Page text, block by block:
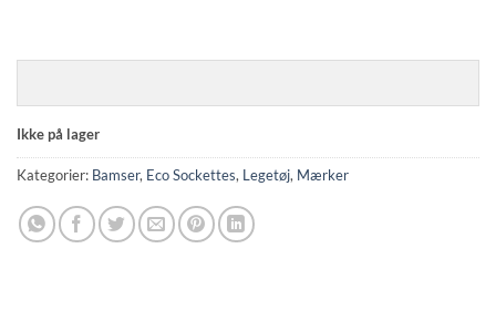
Ikke på lager
Kategorier: Bamser, Eco Sockettes, Legetøj, Mærker